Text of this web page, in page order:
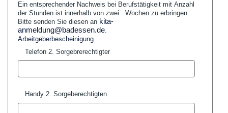
Ein entsprechender Nachweis bei Berufstätigkeit mit Anzahl
der Stunden ist innerhalb von zwei
Wochen zu erbringen.
Bitte senden Sie diesen an kita-
anmeldung@badessen.de.
Arbeitgeberbescheinigung
Telefon 2. Sorgebrerechtigter
Handy 2. Sorgeberechtigten